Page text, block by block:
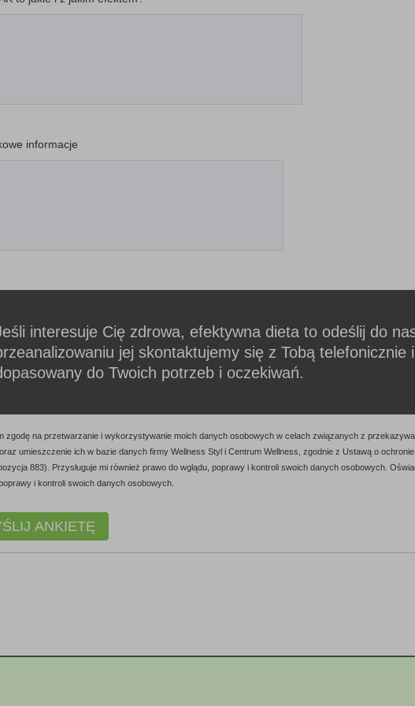
informacje
interesuje Cię zdrowa, efektywna dieta to odeślij do
jej skontaktujemy się z Tobą telefonicznie
do Twoich potrzeb i oczekiwań.
zgodę na przetwarzanie i wykorzystywanie moich danych osobowych w celach związanych z
umieszczenie ich w bazie danych firmy Wellness Styl i Centrum Wellness, zgodnie z Ustawą o
883). Przysługuje mi również prawo do wglądu, poprawy i kontroli swoich danych osobowych.
i kontroli swoich danych osobowych.
ANKIETĘ